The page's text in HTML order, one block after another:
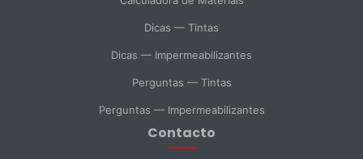
SELECIONAR DEPARTAMENTO
Suporte Técnico
Consulta Geral
Enviar Mensagem
Dicas — Tintas
Dicas — Impermeabilizantes
Perguntas — Tintas
Perguntas — Impermeabilizantes
Contacto